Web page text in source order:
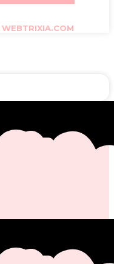
WEBTRIXIA.COM